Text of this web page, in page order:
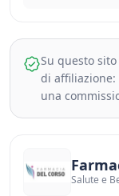
Su questo
di affiliazione:
una
Salute e